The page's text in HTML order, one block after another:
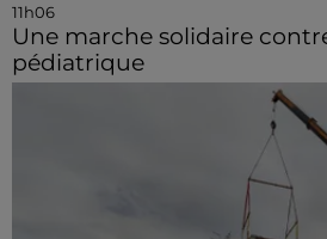
11h06
Une marche solidaire
pédiatrique